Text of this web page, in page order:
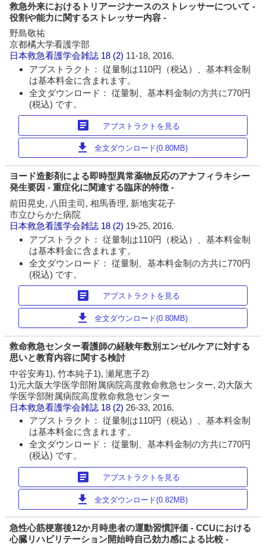
救急外来におけるトリアージナースのストレッサーについて -
役割や能力に関するストレッサー内容 -
野島敬祐
京都橘大学看護学部
日本救急看護学会雑誌 18 (2) 11-18, 2016.
アブストラクト： 従量制は110円（税込）、基本料金制
は基本料金に含まれます。
全文ダウンロード： 従量制、基本料金制の方共に770円
(税込) です。
article アブストラクトを見る
download 全文ダウンロード(0.80MB)
ヨード造影剤による即時型異常薬物反応のアナフィラキシー
発生要因 - 重症化に関連する臨床的特徴 -
前田晃史, 八田圭司, 相馬香理, 新地実花子
市立ひらかた病院
日本救急看護学会雑誌 18 (2) 19-25, 2016.
アブストラクト： 従量制は110円（税込）、基本料金制
は基本料金に含まれます。
全文ダウンロード： 従量制、基本料金制の方共に770円
(税込) です。
article アブストラクトを見る
download 全文ダウンロード(0.80MB)
救命救急センター看護師の経験年数別エンゼルケアに対する
思いと教育内容に関する検討
中谷安寿1), 竹本純子1), 瀬尾恵子2)
1)元大阪大学医学部附属病院高度救命救急センター, 2)大阪大
学医学部附属病院高度救命救急センター
日本救急看護学会雑誌 18 (2) 26-33, 2016.
アブストラクト： 従量制は110円（税込）、基本料金制
は基本料金に含まれます。
全文ダウンロード： 従量制、基本料金制の方共に770円
(税込) です。
article アブストラクトを見る
download 全文ダウンロード(0.82MB)
急性心筋梗塞後12か月時患者の運動習慣評価 - CCUにおける
心臓リハビリテーション開始時自己効力感による比較 -